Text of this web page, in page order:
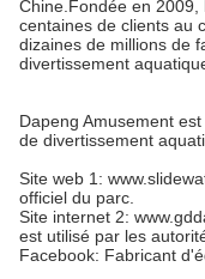
Chine.Fondée en
centaines de clients au
dizaines de millions de
divertissement
Dapeng Amusement
de divertissement
Site web 1:
officiel du parc.
Site internet 2:
est utilisé par les
Facebook: Fabricant